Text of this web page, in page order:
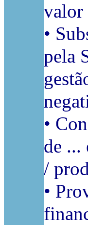
valor
•
pela
•
de ...
/
•